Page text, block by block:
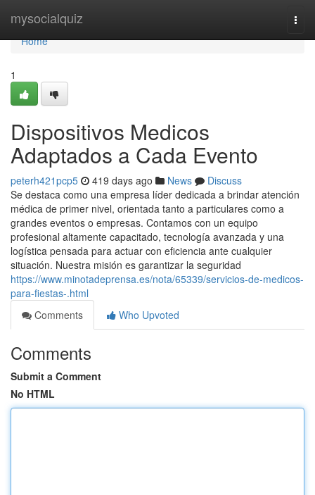
mysocialquiz
Home
Home
1
Dispositivos Medicos
Adaptados a Cada Evento
peterh421pcp5 419 days ago News
Discuss
Se destaca como una empresa líder dedicada a brindar atención
médica de primer nivel, orientada tanto a particulares como a
grandes eventos o empresas. Contamos con un equipo
profesional altamente capacitado, tecnología avanzada y una
logística pensada para actuar con eficiencia ante cualquier
situación. Nuestra misión es garantizar la seguridad
https://www.minotadeprensa.es/nota/65339/servicios-de-medicos-
para-fiestas-.html
Comments
Who Upvoted
Comments
Submit a Comment
No HTML